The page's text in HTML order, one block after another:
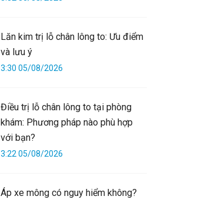
Lăn kim trị lỗ chân lông to: Ưu điểm
và lưu ý
3:30 05/08/2026
Điều trị lỗ chân lông to tại phòng
khám: Phương pháp nào phù hợp
với bạn?
3:22 05/08/2026
Áp xe mông có nguy hiểm không?